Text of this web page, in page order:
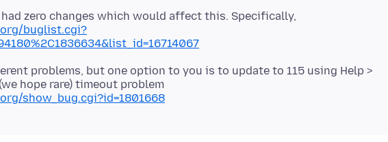
had zero changes which would affect this. Specifically,
buglist.cgi?
problems, but one option to you is to update to 115 using Help >
hope rare) timeout problem
show_bug.cgi?id=1801668